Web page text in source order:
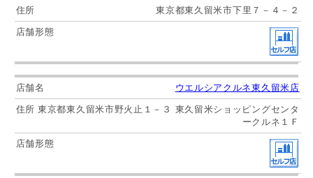
東京都東久留米市下里７－４－２
ウエルシアクルネ東久留米店
東京都東久留米市野火止１－３ 東久留米ショッピングセンタ
ークルネ１Ｆ